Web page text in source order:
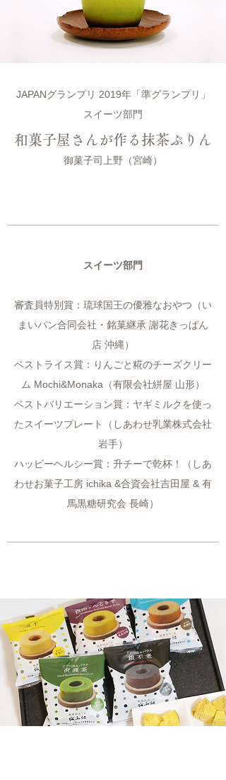
JAPANグランプリ 2019年「準グランプリ」
スイーツ部門
和菓子屋さんが作る抹茶ぷりん
御菓子司上野（宮崎）
スイーツ部門
審査員特別賞：琉球国王の優雅なおやつ（い
まいパン合同会社・銘菓継承 謝花きっぱん
店 沖縄）
ベストライス賞：りんごと糀のチーズクリー
ム Mochi&Monaka（有限会社絣屋 山形）
ベストバリエーション賞：ヤギミルクを使っ
たスイーツプレート（しあわせ乳業株式会社
岩手）
ハッピーヘルシー賞：升チーで乾杯！（しあ
わせお菓子工房 ichika &合資会社吉田屋 & 有
馬黒糖研究会 長崎）